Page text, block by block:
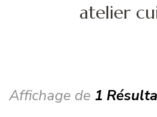
atelier
Affichage de 1